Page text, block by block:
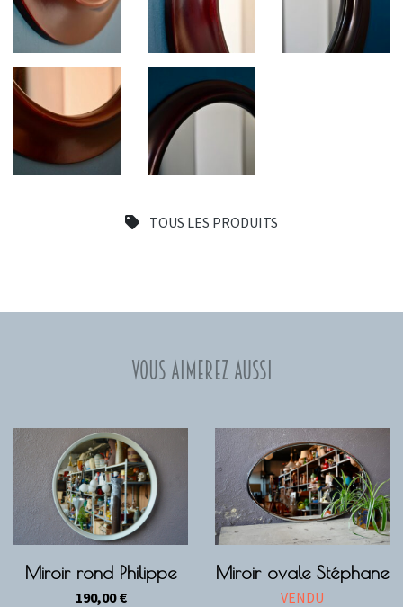
TOUS LES PRODUITS
Vous aimerez aussi
Miroir rond Philippe
190,00€
Miroir ovale Stéphane
VENDU